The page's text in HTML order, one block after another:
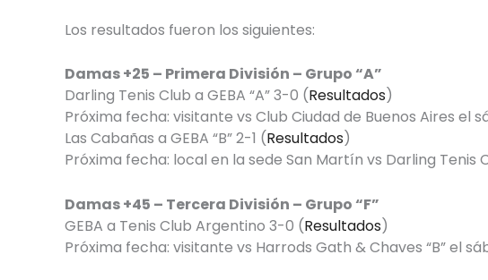
Los resultados fueron los siguientes:
Damas +25 – Primera División – Grupo “A”
Darling Tenis Club a GEBA “A” 3-0 (Resultados)
Próxima fecha: visitante vs Club Ciudad de Buenos Aires el
Las Cabañas a GEBA “B” 2-1 (Resultados)
Próxima fecha: local en la sede San Martín vs Darling Tenis
Damas +45 – Tercera División – Grupo “F”
GEBA a Tenis Club Argentino 3-0 (Resultados)
Próxima fecha: visitante vs Harrods Gath & Chaves “B” el